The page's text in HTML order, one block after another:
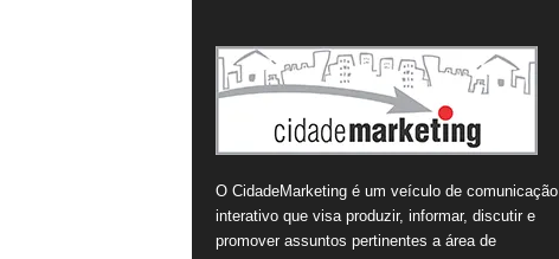
O CidadeMarketing é um veículo de comunicação
interativo que visa produzir, informar, discutir e
promover assuntos pertinentes a área de